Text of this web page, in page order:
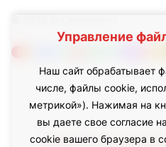
Управление
Наш сайт обрабатывает
числе, файлы cookie,
метрикой»). Нажимая на
вы даете свое согласие
cookie вашего браузера в
Любое